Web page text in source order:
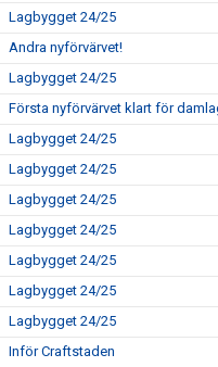
Lagbygget 24/25
Andra nyförvärvet!
Lagbygget 24/25
Första nyförvärvet klart för
Lagbygget 24/25
Lagbygget 24/25
Lagbygget 24/25
Lagbygget 24/25
Lagbygget 24/25
Lagbygget 24/25
Lagbygget 24/25
Inför Craftstaden